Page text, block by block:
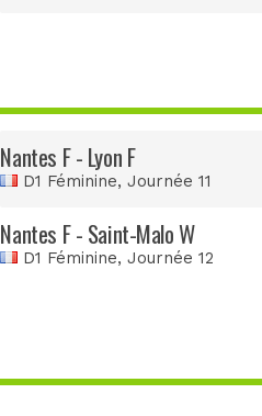
Nantes F - Lyon F
D1 Féminine, Journée 11
Nantes F - Saint-Malo W
D1 Féminine, Journée 12